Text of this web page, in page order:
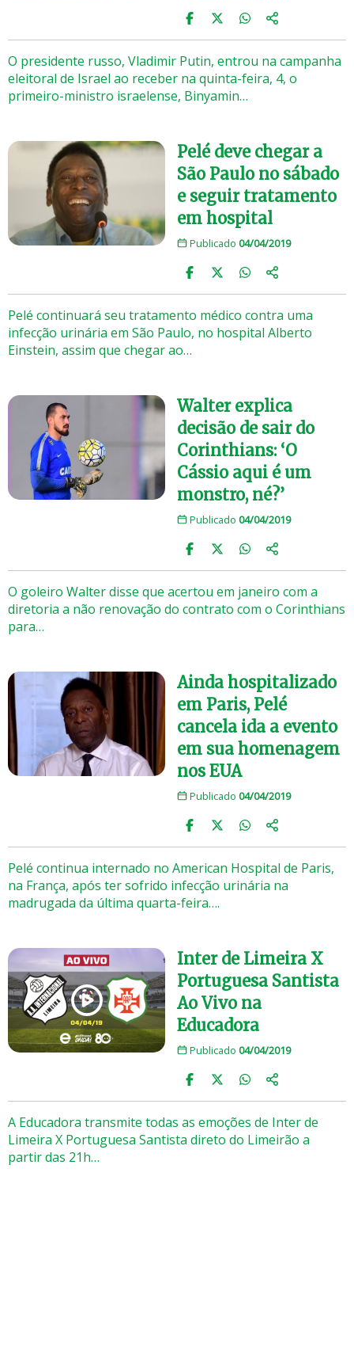
O presidente russo, Vladimir Putin, entrou na campanha
eleitoral de Israel ao receber na quinta-feira, 4, o
primeiro-ministro israelense, Binyamin…
Pelé deve chegar a
São Paulo no sábado
e seguir tratamento
em hospital
Publicado 04/04/2019
Pelé continuará seu tratamento médico contra uma
infecção urinária em São Paulo, no hospital Alberto
Einstein, assim que chegar ao…
Walter explica
decisão de sair do
Corinthians: ‘O
Cássio aqui é um
monstro, né?’
Publicado 04/04/2019
O goleiro Walter disse que acertou em janeiro com a
diretoria a não renovação do contrato com o Corinthians
para…
Ainda hospitalizado
em Paris, Pelé
cancela ida a evento
em sua homenagem
nos EUA
Publicado 04/04/2019
Pelé continua internado no American Hospital de Paris,
na França, após ter sofrido infecção urinária na
madrugada da última quarta-feira….
Inter de Limeira X
Portuguesa Santista
Ao Vivo na
Educadora
Publicado 04/04/2019
A Educadora transmite todas as emoções de Inter de
Limeira X Portuguesa Santista direto do Limeirão a
partir das 21h…